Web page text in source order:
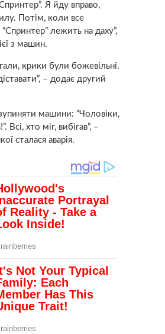
Я йду вправо,
Потім, коли все
лежить на даху”,
з машин.
крики були божевільні.
– додає другий
машини: “Чоловіки,
Всі, хто міг, вибігав”, –
сталася аварія.